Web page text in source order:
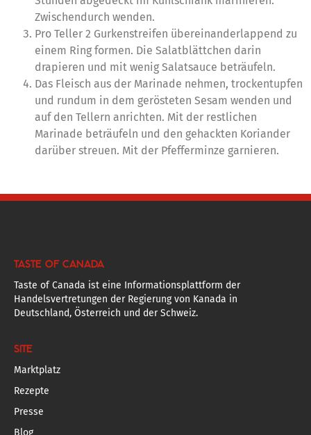
Zwischendurch wenden.
Pro Teller 2 Gurkenstreifen übereinanderlappend zu
einem Ring formen. Die Salatblättchen darin
drapieren und mit wenig Salatsauce beträufeln.
Das Fleisch aus der Marinade nehmen, trockentupfen
und rundum in dem gerösteten Sesam wenden und
auf den Tellern anrichten. Mit der restlichen
Marinade beträufeln und den gehackten Koriander
darüber streuen. Mit der Pfefferminze garnieren.
TASTE OF CANADA
Taste of Canada ist eine Informationsplattform der
Handelsvertretungen der Regierung von Kanada in
Deutschland, Österreich und der Schweiz.
SITE
Marktplatz
Rezepte
Presse
Blog